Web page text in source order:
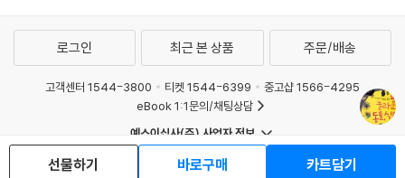
선물하기 바로구매 카트담기
로그인 최근 본 상품 주문/배송
고객센터 1544-3800 티켓 1544-6399
중고샵 1566-4295
eBook 1:1문의/채팅상담
예스이십사(주) 사업자 정보
이용약관
개인정보처리방침
청소년보호정책